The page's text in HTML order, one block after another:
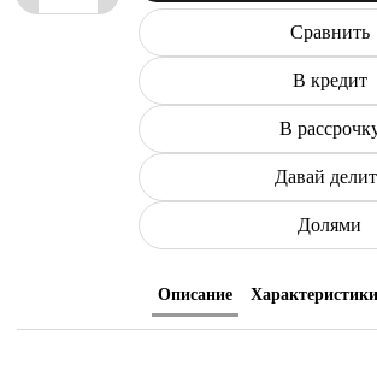
Сравнить
В кредит
В
Давай
Долями
Описание Характеристики